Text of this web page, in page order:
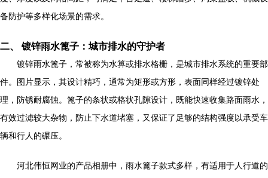
备防护等多样化场景的需求。
二、 镀锌雨水篦子：城市排水的守护者
镀锌雨水篦子，常被称为水箅或排水格栅，是城市排水系统的重要部
件。图片显示，其设计精巧，通常为矩形或方形，表面同样经过镀锌处
理，防锈耐腐蚀。篦子的条状或格状孔隙设计，既能快速收集路面雨水，
有效过滤较大杂物，防止下水道堵塞，又保证了足够的结构强度以承受车
辆和行人的碾压。
河北伟恒网业的产品相册中，雨水篦子款式多样，有适用于人行道的